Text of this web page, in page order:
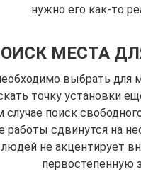
нужно его как-то
МЕСТА
выбрать для
точку установки
случае поиск
работы сдвинутся на
не акцентирует
первостепенную